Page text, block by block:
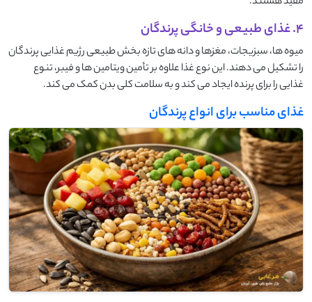
4. غذای طبیعی و خانگی پرندگان
میوه‌ ها، سبزیجات، مغزها و دانه ‌های تازه بخش طبیعی رژیم غذایی پرندگان
را تشکیل می ‌دهند. این نوع غذا علاوه بر تأمین ویتامین ‌ها و فیبر، تنوع
غذایی را برای پرنده ایجاد می ‌کند و به سلامت کلی بدن کمک می‌ کند.
غذای مناسب برای انواع پرندگان